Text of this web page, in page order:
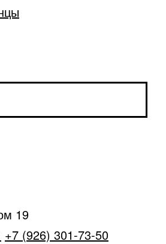
19
+7 (926) 301-73-50